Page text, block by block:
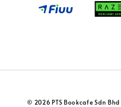
© 2026 PTS Bookcafe Sdn